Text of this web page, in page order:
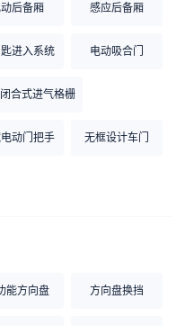
后备厢 感应后备厢
进入系统 电动吸合门
合式进气格栅
动门把手 无框设计车门
能方向盘 方向盘换挡